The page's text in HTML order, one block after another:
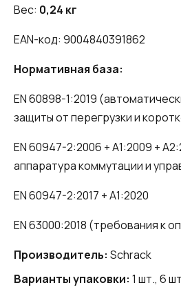
Вес: 0,24 кг
EAN-код: 9004840391862
Нормативная база:
EN 60898-1:2019
защиты от перегрузки и
EN 60947-2:2006 + A1:2009 +
аппаратура коммутации и
EN 60947-2:2017 + A1:2020
EN 63000:2018 (требования к
Производитель: Schrack
Варианты упаковки: 1 шт., 6